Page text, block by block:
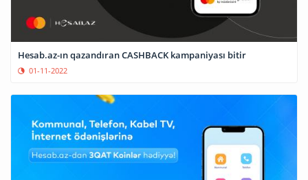
Hesab.az-ın qazandıran CASHBACK kampaniyası bitir
01-11-2022